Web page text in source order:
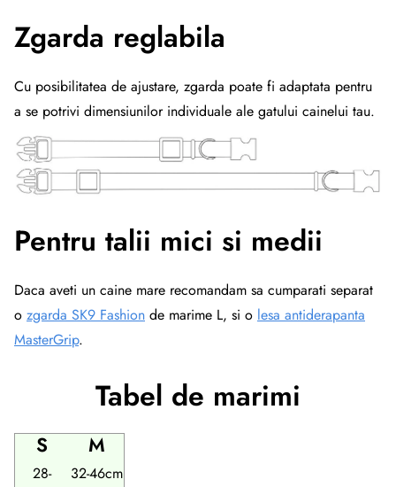
Zgarda reglabila
Cu posibilitatea de ajustare, zgarda poate fi adaptata pentru
a se potrivi dimensiunilor individuale ale gatului cainelui tau.
Pentru talii mici si medii
Daca aveti un caine mare recomandam sa cumparati separat
o zgarda SK9 Fashion de marime L, si o lesa antiderapanta
MasterGrip.
Tabel de marimi
S M
28-
32-46cm